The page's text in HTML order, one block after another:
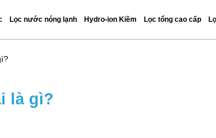
Lọc nước nóng lạnh Hydro-ion Kiềm Lọc tổng cao cấp
là gì?